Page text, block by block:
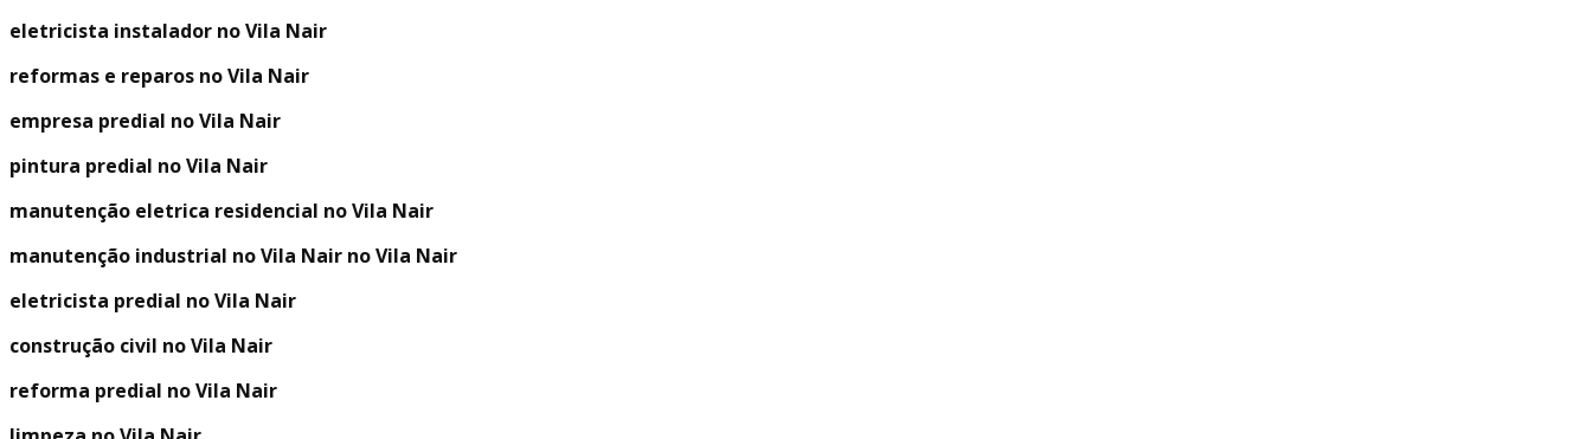
eletricista instalador no Vila Nair
reformas e reparos no Vila Nair
empresa predial no Vila Nair
pintura predial no Vila Nair
manutenção eletrica residencial no Vila Nair
manutenção industrial no Vila Nair no Vila Nair
eletricista predial no Vila Nair
construção civil no Vila Nair
reforma predial no Vila Nair